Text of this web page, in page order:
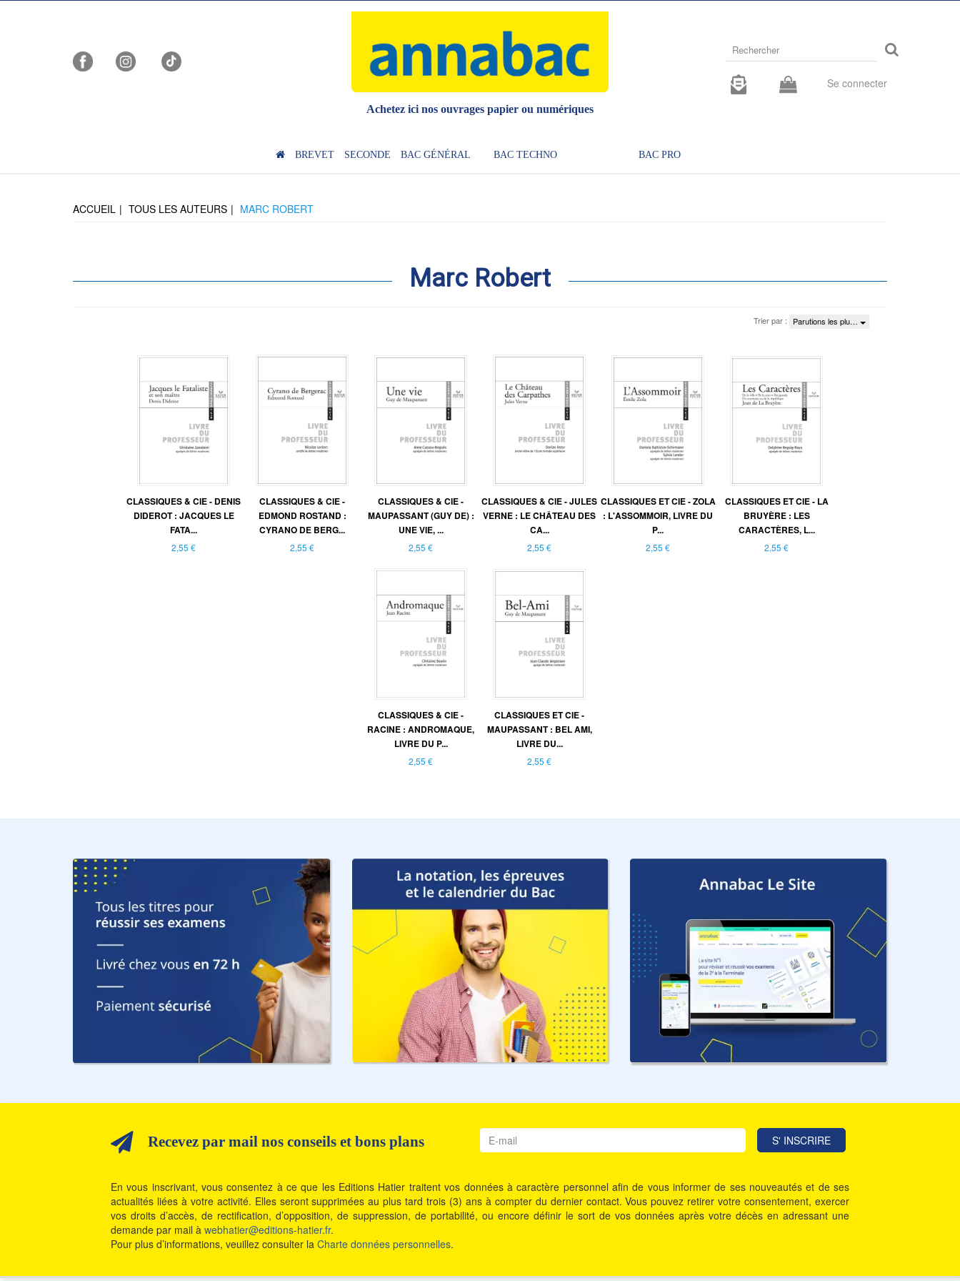
Achetez ici nos ouvrages papier ou numériques
le
site
Se connecter
BREVET SECONDE BAC GÉNÉRAL BAC TECHNO BAC PRO
ACCUEIL TOUS LES AUTEURS MARC ROBERT
Marc Robert
Trier par : Parutions les plu…
CLASSIQUES & CIE - DENIS
DIDEROT : JACQUES LE
FATA...
2,55 €
CLASSIQUES & CIE -
EDMOND ROSTAND :
CYRANO DE BERG...
2,55 €
CLASSIQUES & CIE -
MAUPASSANT (GUY DE) :
UNE VIE, ...
2,55 €
CLASSIQUES & CIE - JULES
VERNE : LE CHÂTEAU DES
CA...
2,55 €
CLASSIQUES ET CIE - ZOLA
: L'ASSOMMOIR, LIVRE DU
P...
2,55 €
CLASSIQUES ET CIE - LA
BRUYÈRE : LES
CARACTÈRES, L...
2,55 €
CLASSIQUES & CIE -
RACINE : ANDROMAQUE,
LIVRE DU P...
2,55 €
CLASSIQUES ET CIE -
MAUPASSANT : BEL AMI,
LIVRE DU...
2,55 €
Recevez par mail nos conseils et bons plans
En vous inscrivant, vous consentez à ce que les Editions Hatier traitent vos données à caractère personnel afin de vous informer de ses nouveautés et de ses
actualités liées à votre activité. Elles seront supprimées au plus tard trois (3) ans à compter du dernier contact. Vous pouvez retirer votre consentement, exercer
vos droits d’accès, de rectification, d’opposition, de suppression, de portabilité, ou encore définir le sort de vos données après votre décès en adressant une
demande par mail à webhatier@editions-hatier.fr.
Pour plus d’informations, veuillez consulter la Charte données personnelles.